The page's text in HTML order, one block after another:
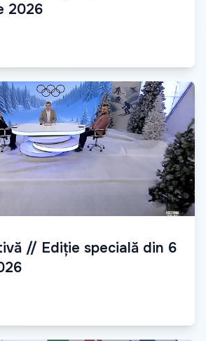
2026
// Ediție specială din 6